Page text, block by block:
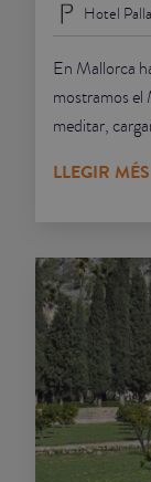
Hotel
En Mallorca
mostramos el
meditar,
LLEGIR MÉS